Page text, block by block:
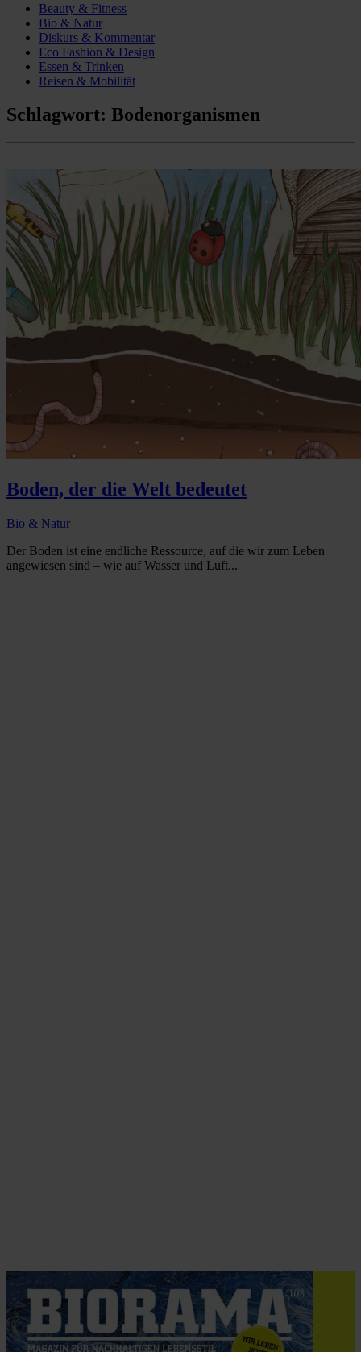
Beauty & Fitness
Bio & Natur
Diskurs & Kommentar
Eco Fashion & Design
Essen & Trinken
Reisen & Mobilität
Schlagwort: Bodenorganismen
Boden, der die Welt bedeutet
Bio & Natur
Der Boden ist eine endliche Ressource, auf die wir zum Leben
angewiesen sind – wie auf Wasser und Luft...